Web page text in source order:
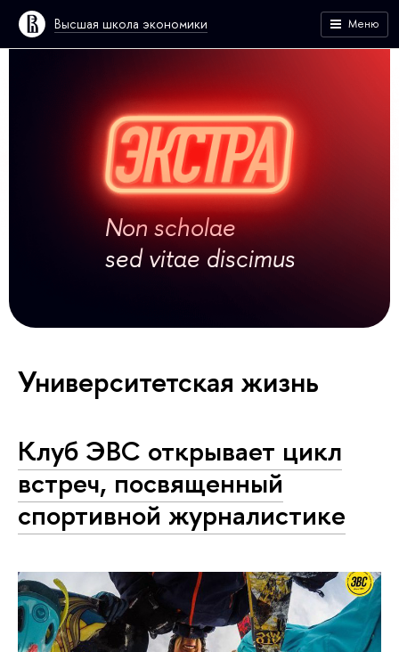
Высшая школа экономики Меню
Non scholae
sed vitae discimus
Университетская жизнь
Клуб ЭВС открывает цикл
встреч, посвященный
спортивной журналистике